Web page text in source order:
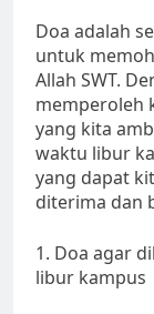
Doa adalah
untuk
Allah SWT.
memperoleh
yang kita
waktu libur
yang dapat
diterima dan
1. Doa agar
libur kampus